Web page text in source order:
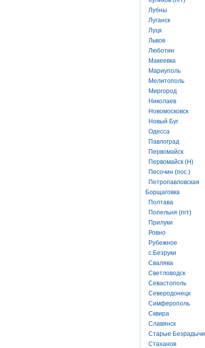
Лубны
Луганск
Луцк
Львов
Люботин
Макеевка
Мариуполь
Мелитополь
Миргород
Николаев
Новомосковск
Новый Буг
Одесса
Павлоград
Первомайск
Первомайск (Н)
Песочин (пос.)
Петропавловская
Борщаговка
Полтава
Попельня (пгт)
Прилуки
Ровно
Рубежное
с.Безруки
Свалява
Светловодск
Севастополь
Северодонецк
Симферополь
Сквира
Славянск
Старые Безрадычи
Стаханов